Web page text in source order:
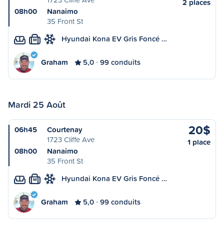
08h00
Nanaimo
35 Front St
2 places
M Hyundai Kona EV Gris Foncé …
Graham 5,0 99 conduits
Mardi 25 Août
06h45
Courtenay
1723 Cliffe Ave
08h00
Nanaimo
35 Front St
20$
1 place
M Hyundai Kona EV Gris Foncé …
Graham 5,0 99 conduits